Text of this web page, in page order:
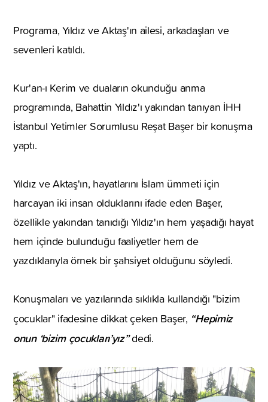
Programa, Yıldız ve Aktaş'ın ailesi, arkadaşları ve
sevenleri katıldı.
Kur'an-ı Kerim ve duaların okunduğu anma
programında, Bahattin Yıldız'ı yakından tanıyan İHH
İstanbul Yetimler Sorumlusu Reşat Başer bir konuşma
yaptı.
Yıldız ve Aktaş'ın, hayatlarını İslam ümmeti için
harcayan iki insan olduklarını ifade eden Başer,
özellikle yakından tanıdığı Yıldız'ın hem yaşadığı hayat
hem içinde bulunduğu faaliyetler hem de
yazdıklarıyla örnek bir şahsiyet olduğunu söyledi.
Konuşmaları ve yazılarında sıklıkla kullandığı "bizim
çocuklar" ifadesine dikkat çeken Başer, “Hepimiz
onun ‘bizim çocukları’yız”dedi.